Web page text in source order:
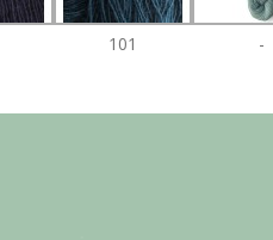
101 -